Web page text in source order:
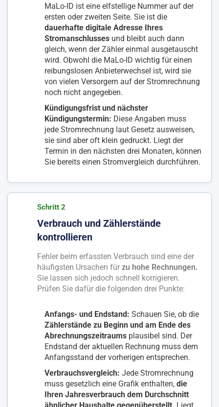
MaLo-ID ist eine elfstellige Nummer auf der
ersten oder zweiten Seite. Sie ist die
dauerhafte digitale Adresse Ihres
Stromanschlusses und bleibt auch dann
gleich, wenn der Zähler einmal ausgetauscht
wird. Obwohl die MaLo-ID wichtig für einen
reibungslosen Anbieterwechsel ist, wird sie
von vielen Versorgern auf der Stromrechnung
noch nicht angegeben.
Kündigungsfrist und nächster
Kündigungstermin: Diese Angaben muss
jede Stromrechnung laut Gesetz ausweisen,
sie sind aber oft klein gedruckt. Liegt der
Termin in den nächsten drei Monaten, können
Sie bereits einen Stromvergleich durchführen.
Schritt 2
Verbrauch und Zählerstände
kontrollieren
Fehler beim erfassten Verbrauch sind eine der
häufigsten Ursachen für zu hohe Rechnungen.
Sie lassen sich jedoch schnell korrigieren.
Prüfen Sie dafür die folgenden drei Punkte:
Anfangs- und Endstand: Schauen Sie, ob die
Zählerstände zu Beginn und am Ende des
Abrechnungszeitraums plausibel sind. Der
Endstand der aktuellen Rechnung muss dem
Anfangsstand der vorherigen entsprechen.
Verbrauchsvergleich: Jede Stromrechnung
muss gesetzlich eine Grafik enthalten, die
Ihren Jahresverbrauch dem Durchschnitt